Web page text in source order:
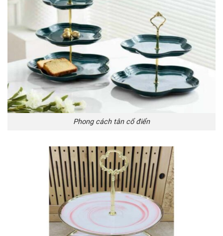
Phong cách tân cổ điển